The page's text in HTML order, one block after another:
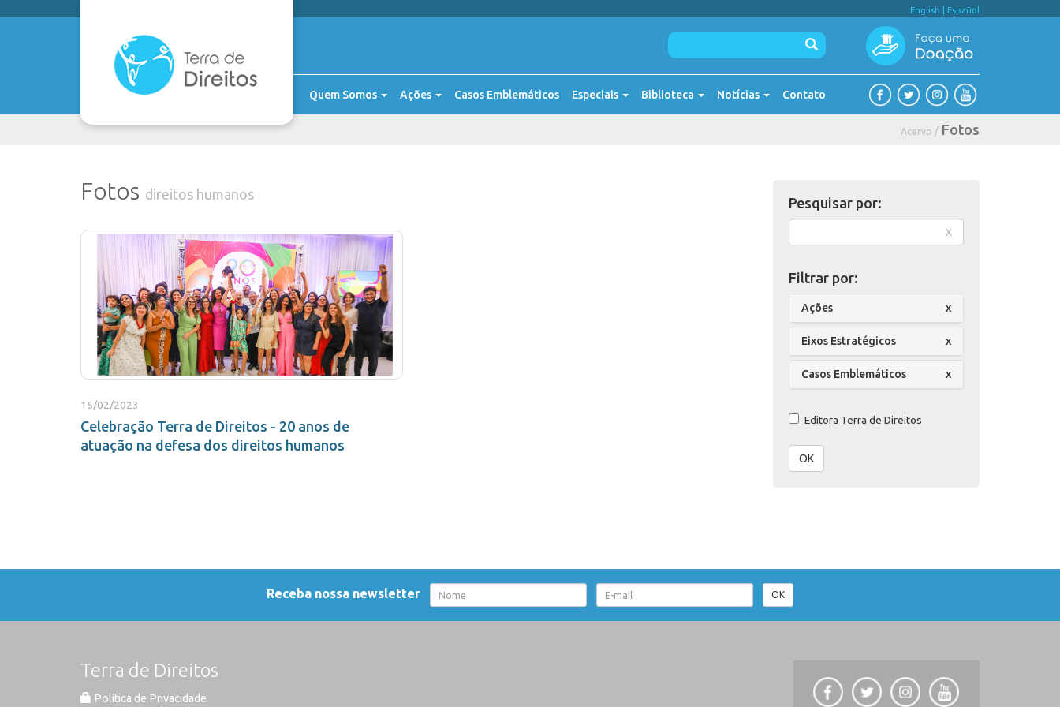
English Español
Quem Somos Ações Casos Emblemáticos Especiais Biblioteca Notícias Contato
Acervo / Fotos
Fotos direitos humanos
15/02/2023
Celebração Terra de Direitos - 20 anos de
atuação na defesa dos direitos humanos
Pesquisar por:
x
Filtrar por:
Ações x
Eixos Estratégicos x
Casos Emblemáticos x
Editora Terra de Direitos
OK
Receba nossa newsletter OK
Terra de Direitos
Política de Privacidade